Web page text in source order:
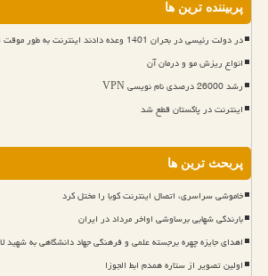
پربیننده ترین ها
در دولت رئیسی در بحران 1401 وعده دادند اینترنت به طور موقت قطع می شود اما ماندگار شد
انواع ریزش مو و درمان آن
رشد 26000 درصدی نام نویسی VPN
اینترنت در پاکستان قطع شد
پربحث ترین ها
خاموشی سراسری، اتصال اینترنت کوبا را مختل کرد
بارندگی شهابی برساوشی اواخر مرداد در ایران
اهدای جایزه چهره برجسته علمی و فرهنگی جهاد دانشگاهی به شهید
اولین تصویر از ستاره همدم ابط الجوزا